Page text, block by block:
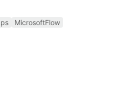
MicrosoftFlow